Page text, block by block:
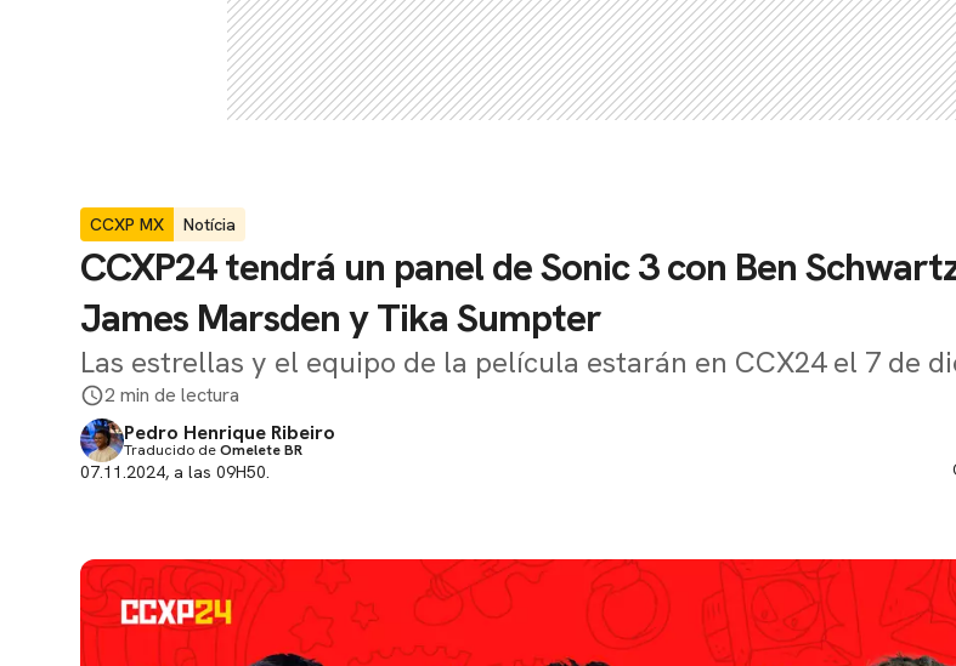
CCXP MX Notícia
CCXP24 tendrá un panel de Sonic 3 con Ben
James Marsden y Tika Sumpter
Las estrellas y el equipo de la película estarán en CCX24 el 7 de
2 min de lectura
Pedro Henrique Ribeiro
Traducido deOmelete BR
07.11.2024, a las 09H50.